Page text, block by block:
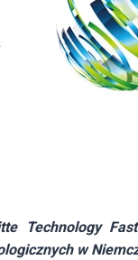
Technology
w